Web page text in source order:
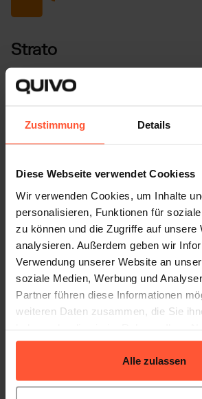
Zustimmung Details
Diese Webseite verwendet Cookiess
Wir verwenden Cookies, um Inhalte
personalisieren, Funktionen für
zu können und die Zugriffe auf unsere
analysieren. Außerdem geben wir
Verwendung unserer Website an
soziale Medien, Werbung und
Partner führen diese Informationen
weiteren Daten zusammen, die Sie
gesammelt haben.
Alle zulassen
Strato
Über unsere Strato-Anbindung
Onlineshop bequem mit unserer
Insgesamt binden
verschiedene
anderem auch